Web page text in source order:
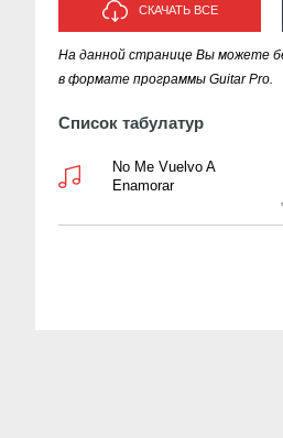
СКАЧАТЬ ВСЕ
На данной странице Вы можете
в формате программы Guitar Pro.
Список табулатур
No Me Vuelvo A
Enamorar